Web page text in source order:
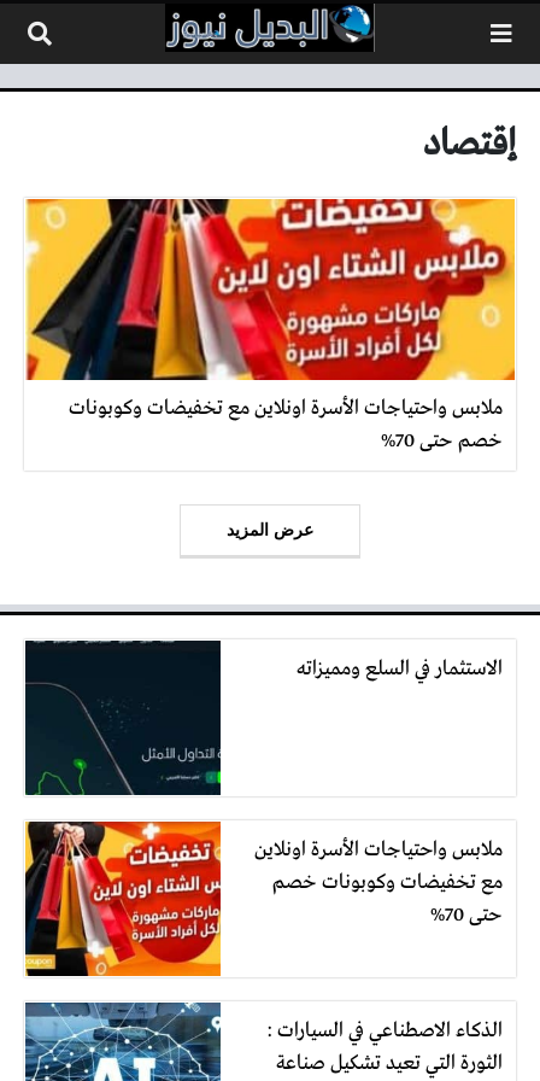
إقتصاد
ملابس واحتياجات الأسرة اونلاين مع تخفيضات وكوبونات
خصم حتى 70%
عرض المزيد
الاستثمار في السلع ومميزاته
ملابس واحتياجات الأسرة اونلاين
مع تخفيضات وكوبونات خصم
حتى 70%
الذكاء الاصطناعي في السيارات :
الثورة التي تعيد تشكيل صناعة